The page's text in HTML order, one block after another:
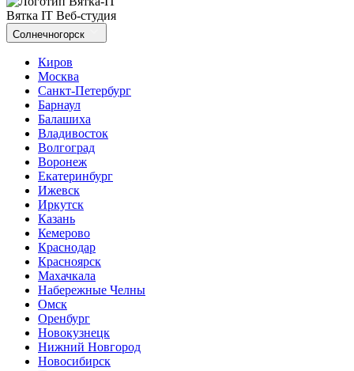
Вятка IT Веб-студия
Солнечногорск
Киров
Москва
Санкт-Петербург
Барнаул
Балашиха
Владивосток
Волгоград
Воронеж
Екатеринбург
Ижевск
Иркутск
Казань
Кемерово
Краснодар
Красноярск
Махачкала
Набережные Челны
Омск
Оренбург
Новокузнецк
Нижний Новгород
Новосибирск